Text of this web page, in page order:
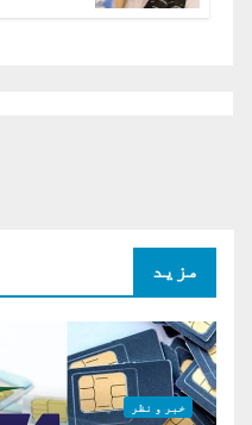
مزید
خبر و نظر